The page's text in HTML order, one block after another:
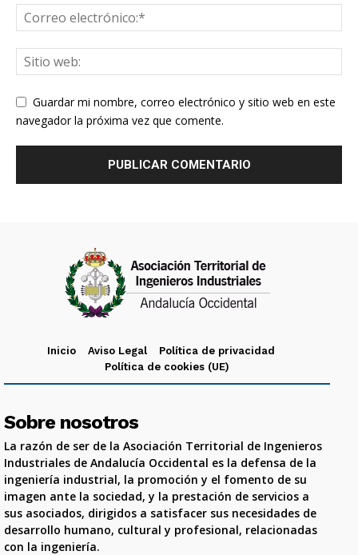
Guardar mi nombre, correo electrónico y sitio web en este
navegador la próxima vez que comente.
Inicio Aviso Legal
Política de privacidad
Política de cookies (UE)
Sobre nosotros
La razón de ser de la Asociación Territorial de Ingenieros
Industriales de Andalucía Occidental es la defensa de la
ingeniería industrial, la promoción y el fomento de su
imagen ante la sociedad, y la prestación de servicios a
sus asociados, dirigidos a satisfacer sus necesidades de
desarrollo humano, cultural y profesional, relacionadas
con la ingeniería.